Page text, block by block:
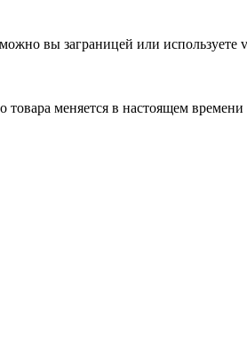
вы заграницей или используете
товара меняется в настоящем времени